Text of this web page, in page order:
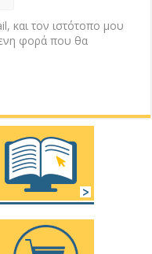
και τον ιστότοπο μου
φορά που θα